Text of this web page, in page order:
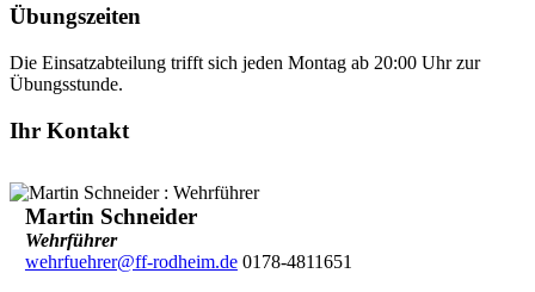
Übungszeiten
Die Einsatzabteilung trifft sich jeden Montag ab 20:00 Uhr zur
Übungsstunde.
Ihr Kontakt
Martin Schneider
Wehrführer
wehrfuehrer@ff-rodheim.de0178-4811651